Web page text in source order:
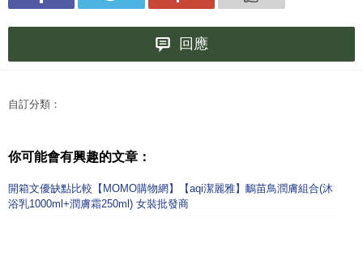
回應
自訂分類：
你可能會有興趣的文章：
開箱文優缺點比較【MOMO購物網】【aqi潔麗雅】鴯苗鳥潤膚組合(沐
浴乳1000ml+潤膚霜250ml) 女裝批發商